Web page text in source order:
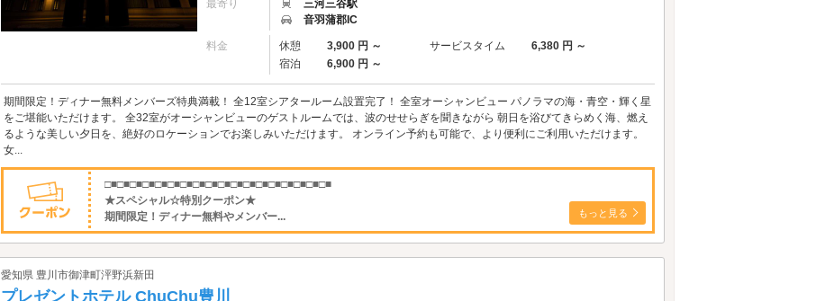
最寄り
三河三谷駅
音羽蒲郡IC
料金 休憩 3,900 円 ～ サービスタイム
6,380 円 ～
宿泊
6,900 円 ～
期間限定！ディナー無料メンバーズ特典満載！ 全12室シアタールーム設置完了！ 全室オーシャンビュー パノラマの海・青空・輝く星
をご堪能いただけます。 全32室がオーシャンビューのゲストルームでは、波のせせらぎを聞きながら 朝日を浴びてきらめく海、燃え
るような美しい夕日を、絶好のロケーションでお楽しみいただけます。 オンライン予約も可能で、より便利にご利用いただけます。
女...
□■□■□■□■□■□■□■□■□■□■□■□■□■□■□■□■□■□■
★スペシャル☆特別クーポン★
期間限定！ディナー無料やメンバー...
もっと見る
愛知県 豊川市御津町泙野浜新田
プレゼントホテル ChuChu豊川